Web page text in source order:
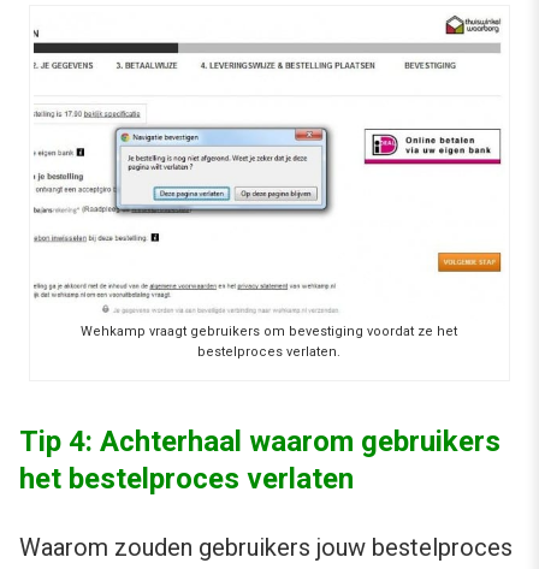
Wehkamp vraagt gebruikers om bevestiging voordat ze het
bestelproces verlaten.
Tip 4: Achterhaal waarom gebruikers
het bestelproces verlaten
Waarom zouden gebruikers jouw bestelproces